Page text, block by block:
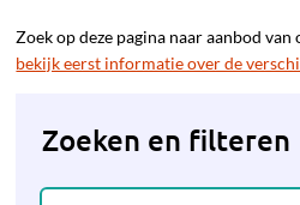
Zoek op deze pagina naar aanbod
bekijk eerst informatie over de
Zoeken en filteren